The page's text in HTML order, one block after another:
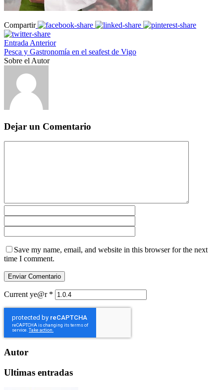
Compartir
Entrada Anterior
Pesca y Gastronomía en el seafest de Vigo
Sobre el Autor
Dejar un Comentario
Save my name, email, and website in this browser for the next
time I comment.
Current ye@r *
Autor
Ultimas entradas